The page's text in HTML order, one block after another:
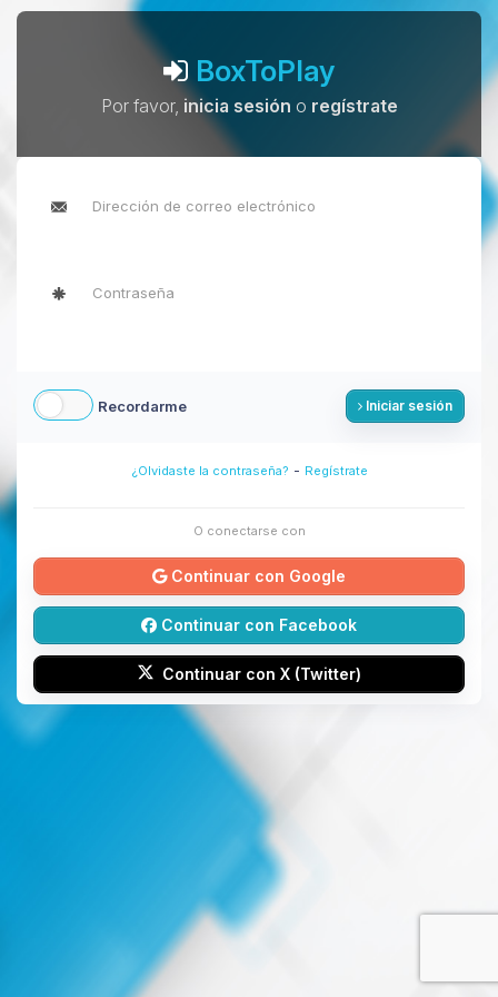
BoxToPlay
Por favor, inicia sesión o regístrate
Recordarme Iniciar sesión
¿Olvidaste la contraseña? - Regístrate
O conectarse con
Continuar con Google
Continuar con Facebook
Continuar con X (Twitter)